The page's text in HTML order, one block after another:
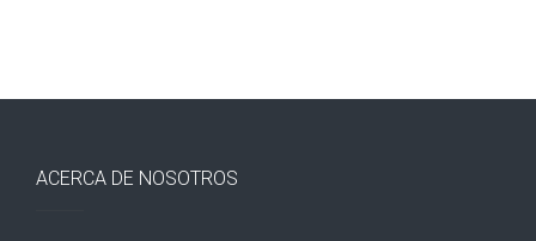
ACERCA DE NOSOTROS